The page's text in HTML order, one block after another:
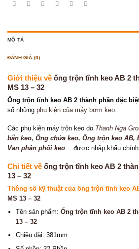
MÔ TẢ
ĐÁNH GIÁ (0)
Giới thiệu về ống trộn tĩnh keo AB 2
MS 13 – 32
Ống trộn tĩnh keo AB 2 thành phần đặc
số những phụ kiện của máy bơm keo.
Các phụ kiện máy trộn keo do Thanh Nga
bắn keo, Ống chứa keo, Ống trộn keo AB,
Van phân phối keo … được nhập khẩu
Chi tiết về ống trộn tĩnh keo AB 2
13 – 32
Thông số kỹ thuật của ống trộn tĩnh keo
MS 13 – 32
Tên sản phẩm: Ống trộn tĩnh keo AB 2
13 – 32
Chiều dài: 381mm